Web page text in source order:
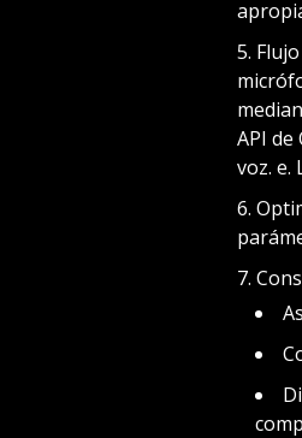
API
voz. e.